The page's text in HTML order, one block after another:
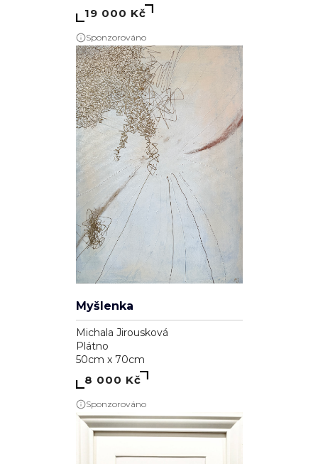
19 000 Kč
Sponzorováno
Myšlenka
Michala Jirousková
Plátno
50cm x 70cm
8 000 Kč
Sponzorováno